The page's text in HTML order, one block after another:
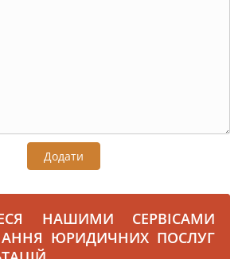
Додати
НАШИМИ СЕРВІСАМИ
ЮРИДИЧНИХ ПОСЛУГ